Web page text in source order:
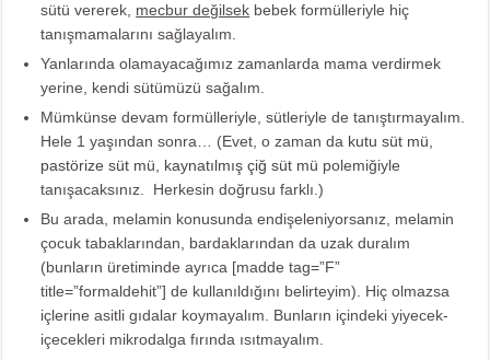
sütü vererek, mecbur değilsek bebek formülleriyle hiç
tanışmamalarını sağlayalım.
Yanlarında olamayacağımız zamanlarda mama verdirmek
yerine, kendi sütümüzü sağalım.
Mümkünse devam formülleriyle, sütleriyle de tanıştırmayalım.
Hele 1 yaşından sonra… (Evet, o zaman da kutu süt mü,
pastörize süt mü, kaynatılmış çiğ süt mü polemiğiyle
tanışacaksınız. Herkesin doğrusu farklı.)
Bu arada, melamin konusunda endişeleniyorsanız, melamin
çocuk tabaklarından, bardaklarından da uzak duralım
(bunların üretiminde ayrıca [madde tag=”F”
title=”formaldehit”] de kullanıldığını belirteyim). Hiç olmazsa
içlerine asitli gıdalar koymayalım. Bunların içindeki yiyecek-
içecekleri mikrodalga fırında ısıtmayalım.